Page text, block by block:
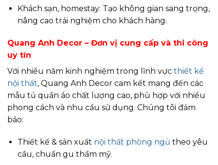
Khách sạn, homestay: Tạo không gian sang trọng,
nâng cao trải nghiệm cho khách hàng.
Quang Anh Decor – Đơn vị cung cấp và thi công
uy tín
Với nhiều năm kinh nghiệm trong lĩnh vực thiết kế
nội thất, Quang Anh Decor cam kết mang đến các
mẫu tủ quần áo chất lượng cao, phù hợp với nhiều
phong cách và nhu cầu sử dụng. Chúng tôi đảm
bảo:
Thiết kế & sản xuất nội thất phòng ngủ theo yêu
cầu, chuẩn gu thẩm mỹ.